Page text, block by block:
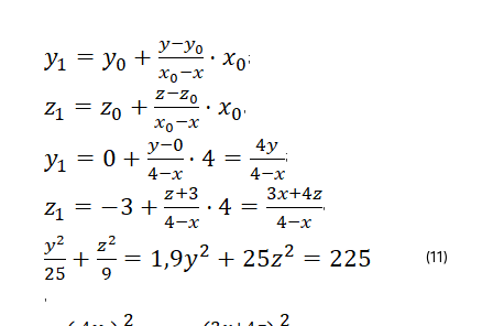
;
,
;
,
,
(11)